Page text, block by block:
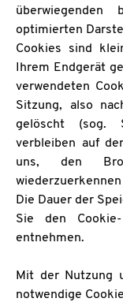
optimierten
Cookies sind
Ihrem Endgerät
verwendeten
Sitzung, also
gelöscht (sog.
verbleiben auf
uns, den
Die Dauer der
Sie den
entnehmen.
Mit der Nutzung
notwendige